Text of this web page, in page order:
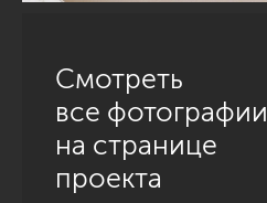
Смотреть
все фотографии
на странице
проекта